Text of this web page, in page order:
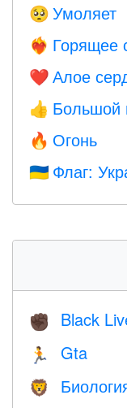
🥺 Умоляет
❤️‍🔥 Горящее
❤️ Алое
👍 Большой
🔥 Огонь
🇺🇦 Флаг:
✊🏿 Black
🏃 Gta
🦁